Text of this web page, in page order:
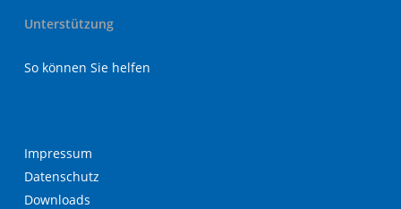
Unterstützung
So können Sie helfen
Impressum
Datenschutz
Downloads